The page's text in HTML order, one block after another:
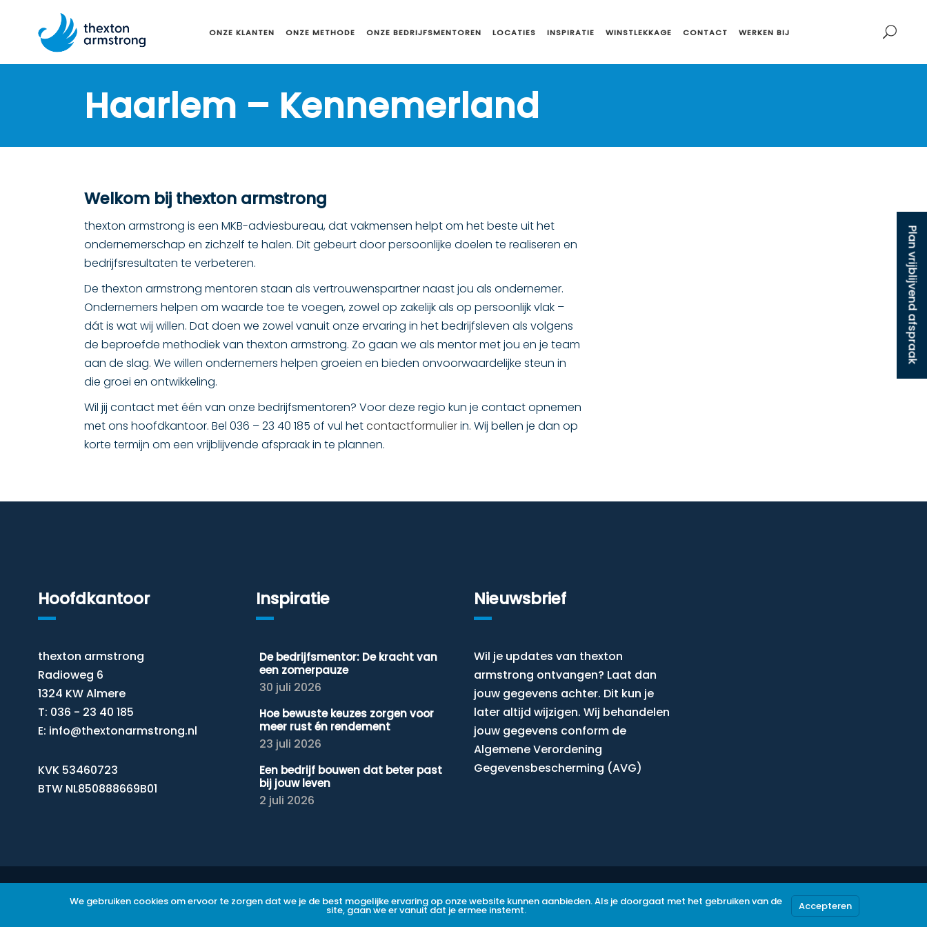
Plan vrijblijvend afspraak
ONZE KLANTEN ONZE METHODE ONZE BEDRIJFSMENTOREN LOCATIES INSPIRATIE WINSTLEKKAGE CONTACT WERKEN BIJ
Haarlem – Kennemerland
Welkom bij thexton armstrong
thexton armstrong is een MKB-adviesbureau, dat vakmensen helpt om het beste uit het
ondernemerschap en zichzelf te halen. Dit gebeurt door persoonlijke doelen te realiseren en
bedrijfsresultaten te verbeteren.
De thexton armstrong mentoren staan als vertrouwenspartner naast jou als ondernemer.
Ondernemers helpen om waarde toe te voegen, zowel op zakelijk als op persoonlijk vlak –
dát is wat wij willen. Dat doen we zowel vanuit onze ervaring in het bedrijfsleven als volgens
de beproefde methodiek van thexton armstrong. Zo gaan we als mentor met jou en je team
aan de slag. We willen ondernemers helpen groeien en bieden onvoorwaardelijke steun in
die groei en ontwikkeling.
Wil jij contact met één van onze bedrijfsmentoren? Voor deze regio kun je contact opnemen
met ons hoofdkantoor. Bel 036 – 23 40 185 of vul hetcontactformulierin. Wij bellen je dan op
korte termijn om een vrijblijvende afspraak in te plannen.
Hoofdkantoor
thexton armstrong
Radioweg 6
1324 KW Almere
T: 036 - 23 40 185
E: info@thextonarmstrong.nl
KVK 53460723
BTW NL850888669B01
Inspiratie
De bedrijfsmentor: De kracht van
een zomerpauze
30 juli 2026
Hoe bewuste keuzes zorgen voor
meer rust én rendement
23 juli 2026
Een bedrijf bouwen dat beter past
bij jouw leven
2 juli 2026
Nieuwsbrief
Wil je updates van thexton
armstrong ontvangen? Laat dan
jouw gegevens achter. Dit kun je
later altijd wijzigen. Wij behandelen
jouw gegevens conform de
Algemene Verordening
Gegevensbescherming (AVG)
© 2026 – thexton armstrong DISCLAIMER PRIVACY POLICY
We gebruiken cookies om ervoor te zorgen dat we je de best mogelijke ervaring op onze website kunnen aanbieden. Als je doorgaat met het gebruiken van de
site, gaan we er vanuit dat je ermee instemt. Accepteren